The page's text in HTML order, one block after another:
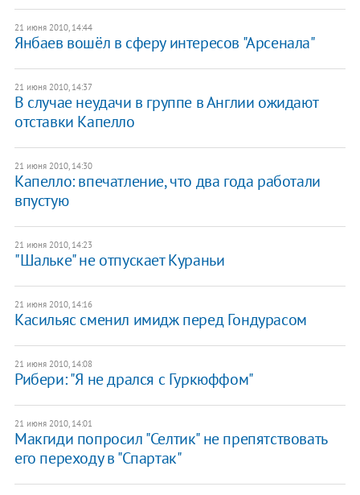
21 июня 2010, 14:44
Янбаев вошёл в сферу интересов "Арсенала"
21 июня 2010, 14:37
В случае неудачи в группе в Англии ожидают
отставки Капелло
21 июня 2010, 14:30
Капелло: впечатление, что два года работали
впустую
21 июня 2010, 14:23
"Шальке" не отпускает Кураньи
21 июня 2010, 14:16
Касильяс сменил имидж перед Гондурасом
21 июня 2010, 14:08
Рибери: "Я не дрался с Гуркюффом"
21 июня 2010, 14:01
Макгиди попросил "Селтик" не препятствовать
его переходу в "Спартак"